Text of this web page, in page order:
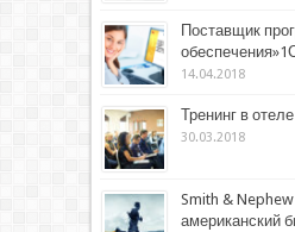
Поставщик
14.04.2018
Тренинг в
30.03.2018
Smith &
американский